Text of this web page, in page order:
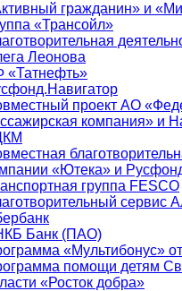
гражданин» и
«Трансойл»
Леонова
«Татнефть»
проект АО
компания» и
«Ютека» и
группа FESCO
сервис
Банк (ПАО)
«Мультибонус»
помощи детям
«Росток добра»